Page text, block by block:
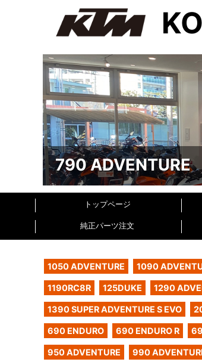
790 ADVENTURE
トップページ
純正パーツ注文
1050 ADVENTURE 1090
1190RC8R 125DUKE 1290
1390 SUPER ADVENTURE S EVO
690 ENDURO 690 ENDURO R
950 ADVENTURE 990